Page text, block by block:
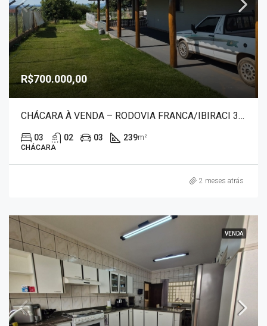
R$700.000,00
CHÁCARA À VENDA – RODOVIA FRANCA/IBIRACI 30052
03 02 03 239m²
CHÁCARA
2 meses atrás
VENDA